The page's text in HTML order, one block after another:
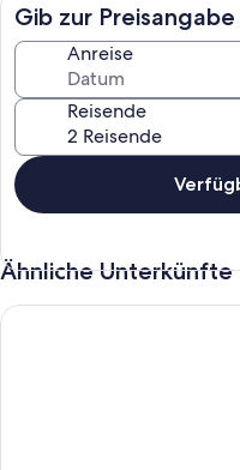
Gib zur
Anreise
Reisende
Ähnliche Unterkünfte
Ferienwohnung auf der